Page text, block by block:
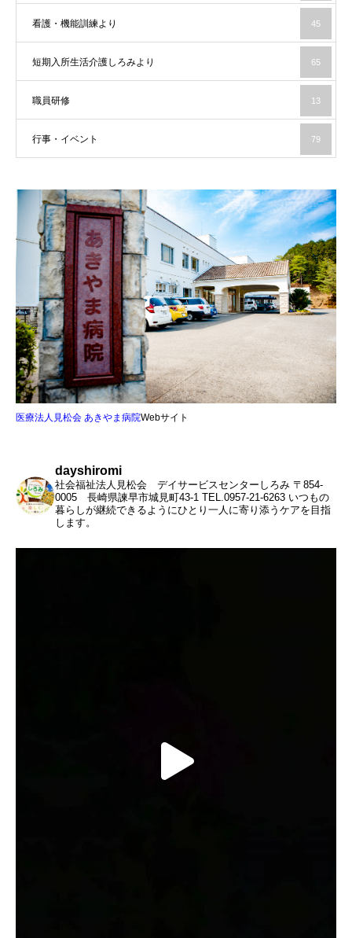
看護・機能訓練より 45
短期入所生活介護しろみより 65
職員研修 13
行事・イベント 79
医療法人見松会 あきやま病院Webサイト
dayshiromi
社会福祉法人見松会 デイサービスセンターしろみ 〒854-
0005 長崎県諫早市城見町43-1 TEL.0957-21-6263 いつもの
暮らしが継続できるようにひとり一人に寄り添うケアを目指
します。